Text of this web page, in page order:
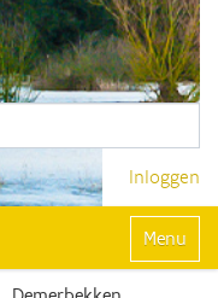
Inloggen
Klap